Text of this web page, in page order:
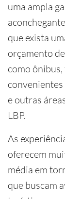
uma ampla
que exista
orçamento
como
convenientes
e outras
LBP.
As
oferecem
média em
que buscam